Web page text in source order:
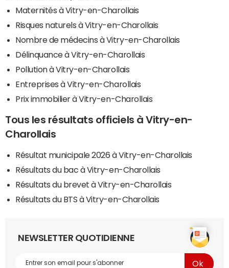
Maternités à Vitry-en-Charollais
Risques naturels à Vitry-en-Charollais
Nombre de médecins à Vitry-en-Charollais
Délinquance à Vitry-en-Charollais
Pollution à Vitry-en-Charollais
Entreprises à Vitry-en-Charollais
Prix immobilier à Vitry-en-Charollais
Tous les résultats officiels à Vitry-en-
Charollais
Résultat municipale 2026 à Vitry-en-Charollais
Résultats du bac à Vitry-en-Charollais
Résultats du brevet à Vitry-en-Charollais
Résultats du BTS à Vitry-en-Charollais
NEWSLETTER QUOTIDIENNE